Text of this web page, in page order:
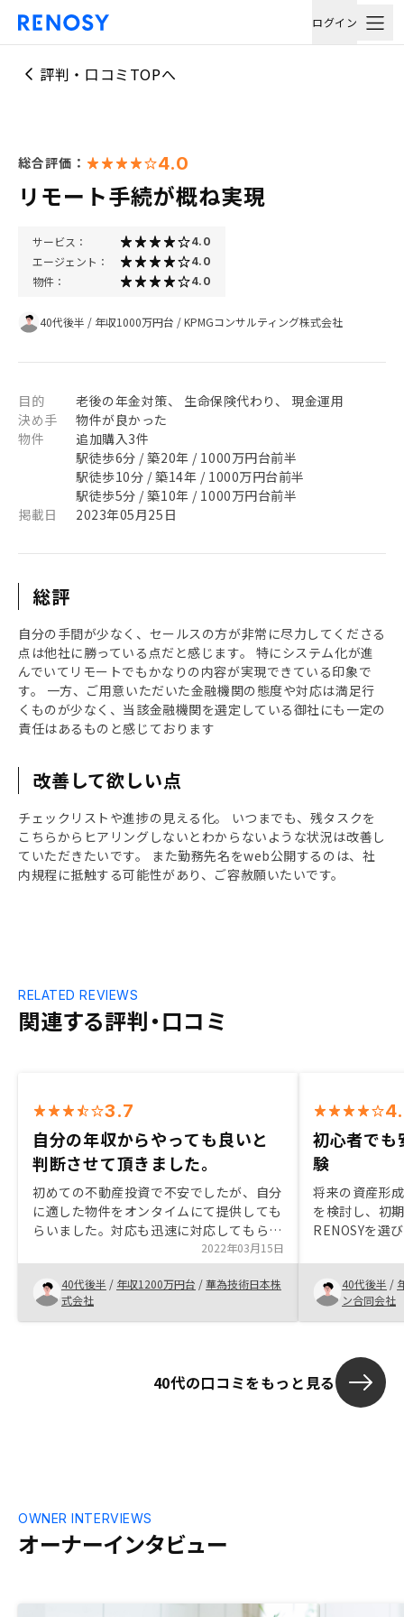
ログイン
評判・口コミTOPへ
総合評価： 4.0
リモート手続が概ね実現
サービス： 4.0
エージェント： 4.0
物件： 4.0
40代後半 / 年収1000万円台 /KPMGコンサルティング株式会社
目的
老後の年金対策、 生命保険代わり、 現金運用
決め手
物件が良かった
物件
追加購入3件
駅徒歩6分 / 築20年 / 1000万円台前半
駅徒歩10分 / 築14年 / 1000万円台前半
駅徒歩5分 / 築10年 / 1000万円台前半
掲載日
2023年05月25日
総評
自分の手間が少なく、セールスの方が非常に尽力してくださる
点は他社に勝っている点だと感じます。 特にシステム化が進
んでいてリモートでもかなりの内容が実現できている印象で
す。 一方、ご用意いただいた金融機関の態度や対応は満足行
くものが少なく、当該金融機関を選定している御社にも一定の
責任はあるものと感じております
改善して欲しい点
チェックリストや進捗の見える化。 いつまでも、残タスクを
こちらからヒアリングしないとわからないような状況は改善し
ていただきたいです。 また勤務先名をweb公開するのは、社
内規程に抵触する可能性があり、ご容赦願いたいです。
関連する評判・口コミ
RELATED REVIEWS
3.7
自分の年収からやっても良いと
判断させて頂きました。
初めての不動産投資で不安でしたが、自分
に適した物件をオンタイムにて提供しても
らいました。対応も迅速に対応してもら
い、ありがたかったです。また、次の案件
の提供もあり、とても頼りになる担当でし
た。色々な物件があり、また楽しみたいで
す。
2022年03月15日
40代後半 / 年収1200万円台 /華為技術日本株
式会社
初心者でも
験
将来の資産形
を検討し、初
RENOSYを選
られます。忙
おすすめです！
40代後半 /
ン合同会社
40代の口コミをもっと見る
オーナーインタビュー
OWNER INTERVIEWS